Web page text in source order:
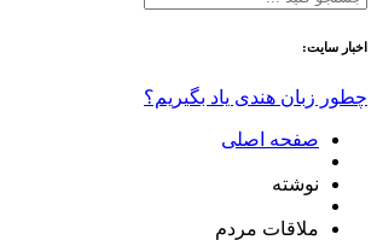
اخبار سایت:
چطور زبان هندی یاد بگیریم؟
صفحه اصلی
نوشته
ملاقات مردم